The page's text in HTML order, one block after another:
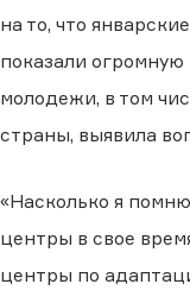
на то, что
показали
молодежи, в том
страны, выявила
«Насколько я
центры в свое
центры по